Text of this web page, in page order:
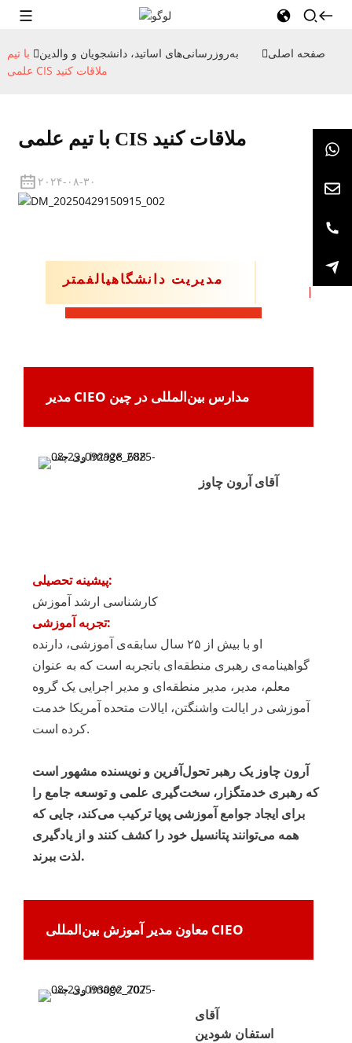
صفحه اصلی به‌روزرسانی‌های اساتید، دانشجویان و والدین
با تیم
علمی CIS ملاقات کنید
با تیم علمی CIS ملاقات کنید
۲۰۲۴-۰۸-۳۰
مدیریت دانشگاهیالفمتر
مدیر CIEO مدارس بین‌المللی در چین
آقای آرون چاوز
پیشینه تحصیلی:
کارشناسی ارشد آموزش
تجربه آموزشی:
او با بیش از ۲۵ سال سابقه‌ی آموزشی، دارنده
گواهینامه‌ی رهبری منطقه‌ای باتجربه است که به عنوان
معلم، مدیر، مدیر منطقه‌ای و مدیر اجرایی یک گروه
آموزشی در ایالت واشنگتن، ایالات متحده آمریکا خدمت
کرده است.
آرون چاوز یک رهبر تحول‌آفرین و نویسنده مشهور است
که رهبری خدمتگزار، سخت‌گیری علمی و توسعه جامع را
برای ایجاد جوامع آموزشی پویا ترکیب می‌کند، جایی که
همه می‌توانند پتانسیل خود را کشف کنند و از یادگیری
لذت ببرند.
معاون مدیر آموزش بین‌المللی CIEO
آقای
استفان شودین